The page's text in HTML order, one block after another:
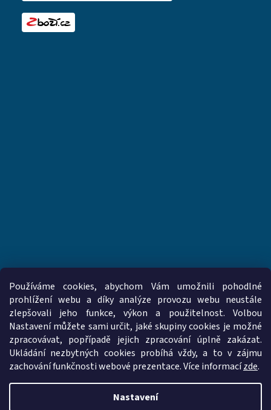
Používáme cookies, abychom Vám umožnili pohodlné
prohlížení webu a díky analýze provozu webu neustále
zlepšovali jeho funkce, výkon a použitelnost. Volbou
Nastavení můžete sami určit, jaké skupiny cookies je možné
zpracovávat, popřípadě jejich zpracování úplně zakázat.
Ukládání nezbytných cookies probíhá vždy, a to v zájmu
zachování funkčnosti webové prezentace. Více informacízde.
Nastavení
www.vzduchotechnika-ventilatory.cz www.palmat.cz
Vytvořil Shoptet